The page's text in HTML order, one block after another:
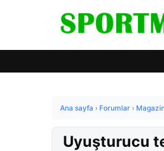
Ana sayfa › Forumlar ›
Uyuşturucu